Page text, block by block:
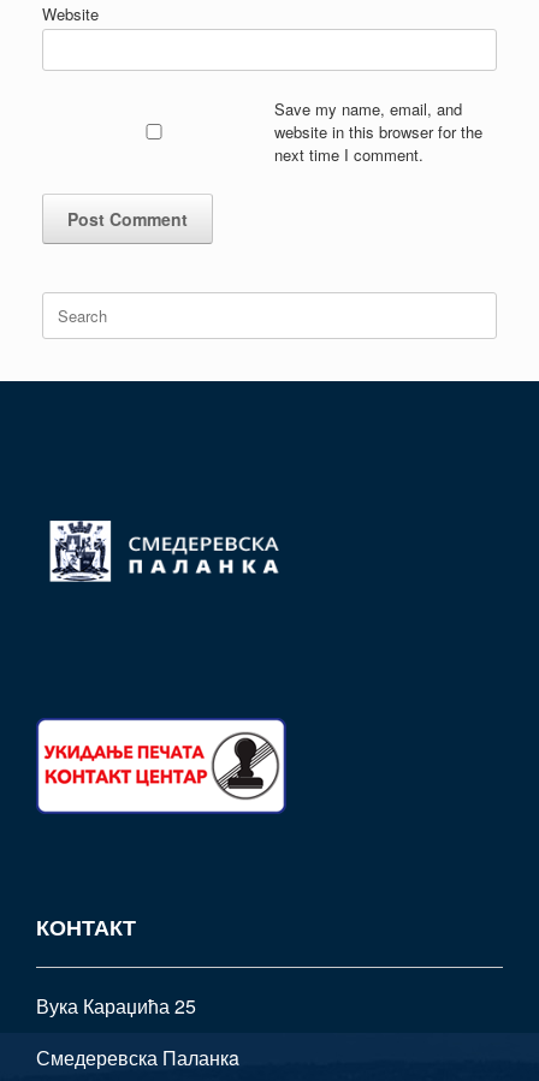
Website
Save my name, email, and
website in this browser for the
next time I comment.
Search
for:
КОНТАКТ
Вука Караџића 25
Смедеревска Паланкa